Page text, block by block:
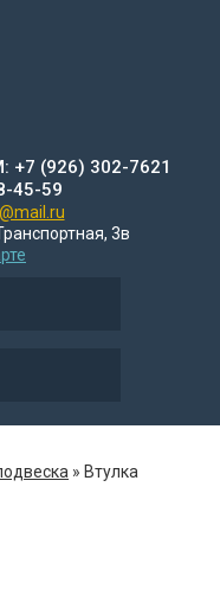
+7 (926) 302-7621
45-59
3в
» Втулка